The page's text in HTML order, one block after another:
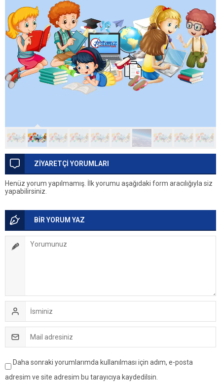
ZİYARETÇİ YORUMLARI
Henüz yorum yapılmamış. İlk yorumu aşağıdaki form aracılığıyla siz
yapabilirsiniz.
BİR YORUM YAZ
Daha sonraki yorumlarımda kullanılması için adım, e-posta
adresim ve site adresim bu tarayıcıya kaydedilsin.